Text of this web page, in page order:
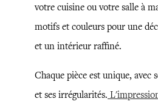
votre cuisine ou votre salle à
motifs et couleurs pour une
et un intérieur raffiné.
Chaque pièce est unique, avec
et ses irrégularités.